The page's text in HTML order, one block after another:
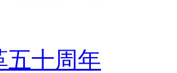
五十周年